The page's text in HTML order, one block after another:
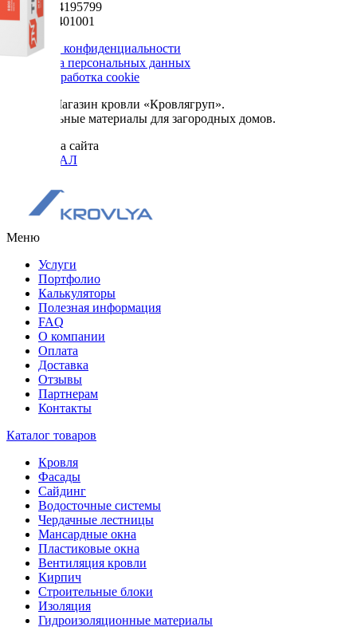
ИНН 5024195799
КПП 502401001
Политика конфиденциальности
Обработка персональных данных
Сбор и обработка cookie
© 2026. Магазин кровли «Кровлягруп».
Строительные материалы для загородных домов.
Разработка сайта
ОРИГИНАЛ
Меню
Услуги
Портфолио
Калькуляторы
Полезная информация
FAQ
О компании
Оплата
Доставка
Отзывы
Партнерам
Контакты
Каталог товаров
Кровля
Фасады
Сайдинг
Водосточные системы
Чердачные лестницы
Мансардные окна
Пластиковые окна
Вентиляция кровли
Кирпич
Строительные блоки
Изоляция
Гидроизоляционные материалы